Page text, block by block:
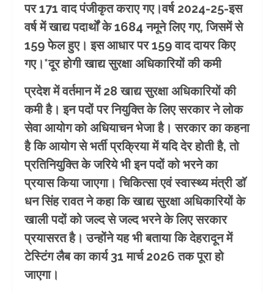
पर 171 वाद पंजीकृत कराए गए।वर्ष 2024-25-इस
वर्ष में खाद्य पदार्थों के 1684 नमूने लिए गए, जिसमें से
159 फेल हुए। इस आधार पर 159 वाद दायर किए
गए।*दूर होगी खाद्य सुरक्षा अधिकारियों की कमी
प्रदेश में वर्तमान में 28 खाद्य सुरक्षा अधिकारियों की
कमी है। इन पदों पर नियुक्ति के लिए सरकार ने लोक
सेवा आयोग को अधियाचन भेजा है। सरकार का कहना
है कि आयोग से भर्ती प्रक्रिया में यदि देर होती है, तो
प्रतिनियुक्ति के जरिये भी इन पदों को भरने का
प्रयास किया जाएगा। चिकित्सा एवं स्वास्थ्य मंत्री डाॅ
धन सिंह रावत ने कहा कि खाद्य सुरक्षा अधिकारियों के
खाली पदों को जल्द से जल्द भरने के लिए सरकार
प्रयासरत है। उन्होंने यह भी बताया कि देहरादून में
टेस्टिंग लैब का कार्य 31 मार्च 2026 तक पूरा हो
जाएगा।